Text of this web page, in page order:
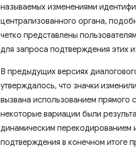
называемых изменениями
централизованного органа,
четко представлены
для запроса подтверждения этих
В предыдущих версиях
утверждалось, что значки
вызвана использованием прямого
некоторые вариации были
динамическим перекодированием
подтверждения в конечном итоге